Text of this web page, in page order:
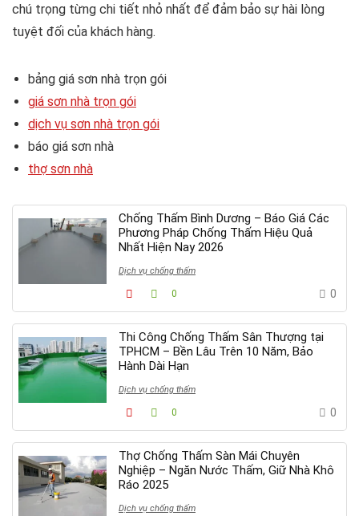
chú trọng từng chi tiết nhỏ nhất để đảm bảo sự hài lòng
tuyệt đối của khách hàng.
bảng giá sơn nhà trọn gói
giá sơn nhà trọn gói
dịch vụ sơn nhà trọn gói
báo giá sơn nhà
thợ sơn nhà
Chống Thấm Bình Dương – Báo Giá Các
Phương Pháp Chống Thấm Hiệu Quả
Nhất Hiện Nay 2026
Dịch vụ chống thấm
0 0
Thi Công Chống Thấm Sân Thượng tại
TPHCM – Bền Lâu Trên 10 Năm, Bảo
Hành Dài Hạn
Dịch vụ chống thấm
0 0
Thợ Chống Thấm Sàn Mái Chuyên
Nghiệp – Ngăn Nước Thấm, Giữ Nhà Khô
Ráo 2025
Dịch vụ chống thấm